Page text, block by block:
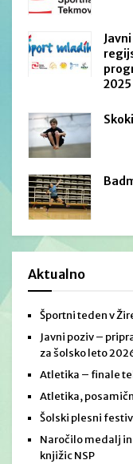
2025
Aktualno
Športni teden v
Javni poziv –
za šolsko leto
Atletika – finale
Atletika,
Šolski plesni
Naročilo medalj in
knjižic NSP